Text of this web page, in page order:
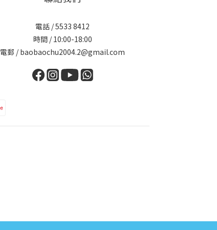
電話 / 5533 8412
時間 / 10:00-18:00
電郵 / baobaochu2004.2@gmail.com